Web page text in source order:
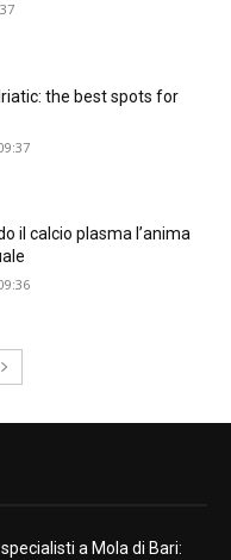
the best spots for
il calcio plasma l’anima
a Mola di Bari: